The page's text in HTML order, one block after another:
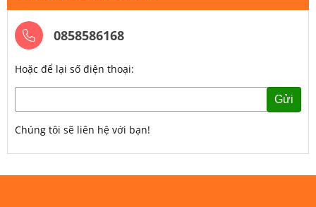
0858586168
Hoặc để lại số điện thoại:
Gửi
Chúng tôi sẽ liên hệ với bạn!